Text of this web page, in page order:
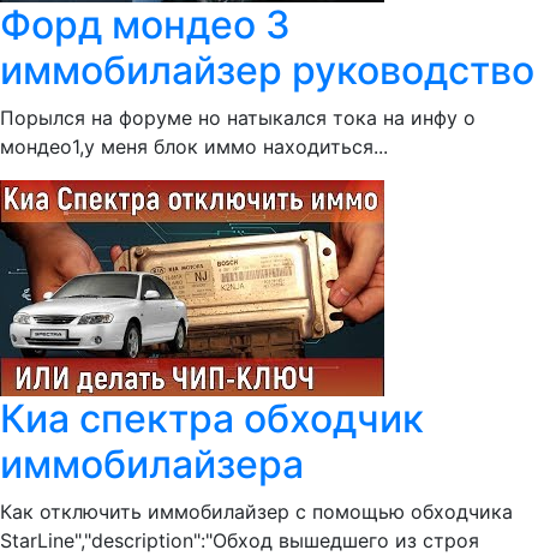
Форд мондео 3
иммобилайзер руководство
Порылся на форуме но натыкался тока на инфу о
мондео1,у меня блок иммо находиться...
Киа спектра обходчик
иммобилайзера
Как отключить иммобилайзер с помощью обходчика
StarLine","description":"Обход вышедшего из строя